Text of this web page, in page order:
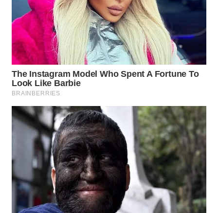
WN
SIMALUNGUN
WN
LABUHANBATU
WN
TENGAH
WN DELI
SERDANG
TEBING
TINGGI